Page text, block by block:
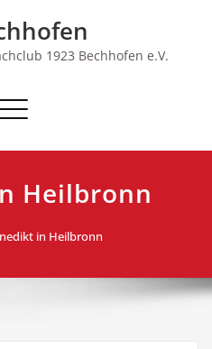
1923 Bechhofen e.V.
Schalte
Heilbronn
in Heilbronn